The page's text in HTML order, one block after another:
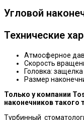
Угловой
Технические
Атмосферное
Скорость
Головка: защелка
Размер
Только у компании
наконечников такого
Турбинный